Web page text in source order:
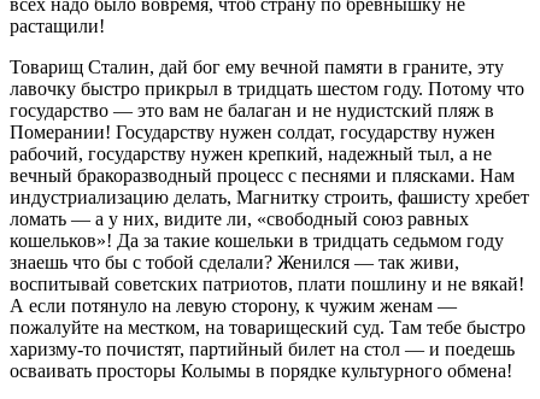
растащили!
Товарищ Сталин, дай бог ему вечной памяти в граните, эту
лавочку быстро прикрыл в тридцать шестом году. Потому что
государство — это вам не балаган и не нудистский пляж в
Померании! Государству нужен солдат, государству нужен
рабочий, государству нужен крепкий, надежный тыл, а не
вечный бракоразводный процесс с песнями и плясками. Нам
индустриализацию делать, Магнитку строить, фашисту хребет
ломать — а у них, видите ли, «свободный союз равных
кошельков»! Да за такие кошельки в тридцать седьмом году
знаешь что бы с тобой сделали? Женился — так живи,
воспитывай советских патриотов, плати пошлину и не вякай!
А если потянуло на левую сторону, к чужим женам —
пожалуйте на местком, на товарищеский суд. Там тебе быстро
харизму-то почистят, партийный билет на стол — и поедешь
осваивать просторы Колымы в порядке культурного обмена!